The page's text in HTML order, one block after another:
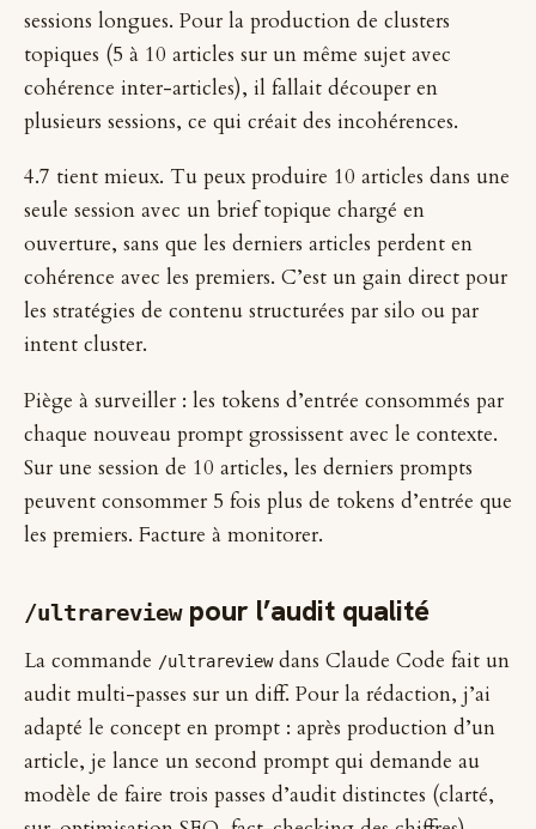
sessions longues. Pour la production de clusters
topiques (5 à 10 articles sur un même sujet avec
cohérence inter-articles), il fallait découper en
plusieurs sessions, ce qui créait des incohérences.
4.7 tient mieux. Tu peux produire 10 articles dans une
seule session avec un brief topique chargé en
ouverture, sans que les derniers articles perdent en
cohérence avec les premiers. C’est un gain direct pour
les stratégies de contenu structurées par silo ou par
intent cluster.
Piège à surveiller : les tokens d’entrée consommés par
chaque nouveau prompt grossissent avec le contexte.
Sur une session de 10 articles, les derniers prompts
peuvent consommer 5 fois plus de tokens d’entrée que
les premiers. Facture à monitorer.
/ultrareviewpour l’audit qualité
La commande /ultrareviewdans Claude Code fait un
audit multi-passes sur un diff. Pour la rédaction, j’ai
adapté le concept en prompt : après production d’un
article, je lance un second prompt qui demande au
modèle de faire trois passes d’audit distinctes (clarté,